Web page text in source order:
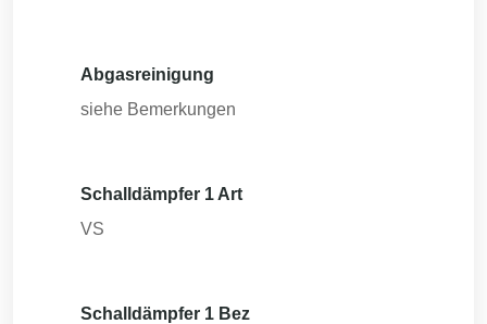
Abgasreinigung
siehe Bemerkungen
Schalldämpfer 1 Art
VS
Schalldämpfer 1 Bez